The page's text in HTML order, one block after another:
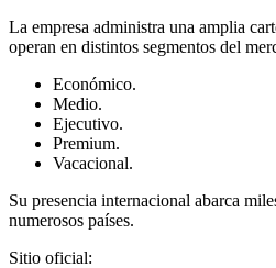
La empresa administra una amplia
operan en distintos segmentos del
Económico.
Medio.
Ejecutivo.
Premium.
Vacacional.
Su presencia internacional abarca
numerosos países.
Sitio oficial: